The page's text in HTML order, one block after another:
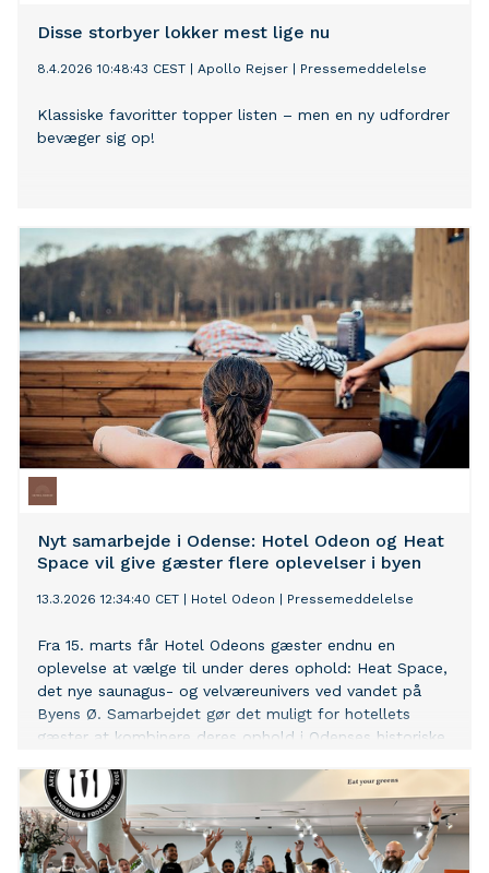
Disse storbyer lokker mest lige nu
8.4.2026 10:48:43 CEST Apollo Rejser Pressemeddelelse
Klassiske favoritter topper listen – men en ny udfordrer
bevæger sig op!
Nyt samarbejde i Odense: Hotel Odeon og Heat
Space vil give gæster flere oplevelser i byen
13.3.2026 12:34:40 CET Hotel Odeon Pressemeddelelse
Fra 15. marts får Hotel Odeons gæster endnu en
oplevelse at vælge til under deres ophold: Heat Space,
det nye saunagus- og velværeunivers ved vandet på
Byens Ø. Samarbejdet gør det muligt for hotellets
gæster at kombinere deres ophold i Odenses historiske
ambitionen at skabe endnu stærkere forbindelse
mellem bymidten og havneområdet og give besøgende
flere grunde til at udforske hele byen under deres
ophold.